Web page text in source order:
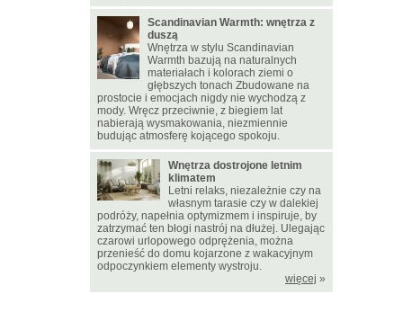
Scandinavian Warmth: wnętrza z
duszą
Wnętrza w stylu Scandinavian
Warmth bazują na naturalnych
materiałach i kolorach ziemi o
głębszych tonach Zbudowane na
prostocie i emocjach nigdy nie wychodzą z
mody. Wręcz przeciwnie, z biegiem lat
nabierają wysmakowania, niezmiennie
budując atmosferę kojącego spokoju.
Wnętrza dostrojone letnim
klimatem
Letni relaks, niezależnie czy na
własnym tarasie czy w dalekiej
podróży, napełnia optymizmem i inspiruje, by
zatrzymać ten błogi nastrój na dłużej. Ulegając
czarowi urlopowego odprężenia, można
przenieść do domu kojarzone z wakacyjnym
odpoczynkiem elementy wystroju.
więcej »